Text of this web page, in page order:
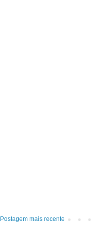
Postagem mais recente